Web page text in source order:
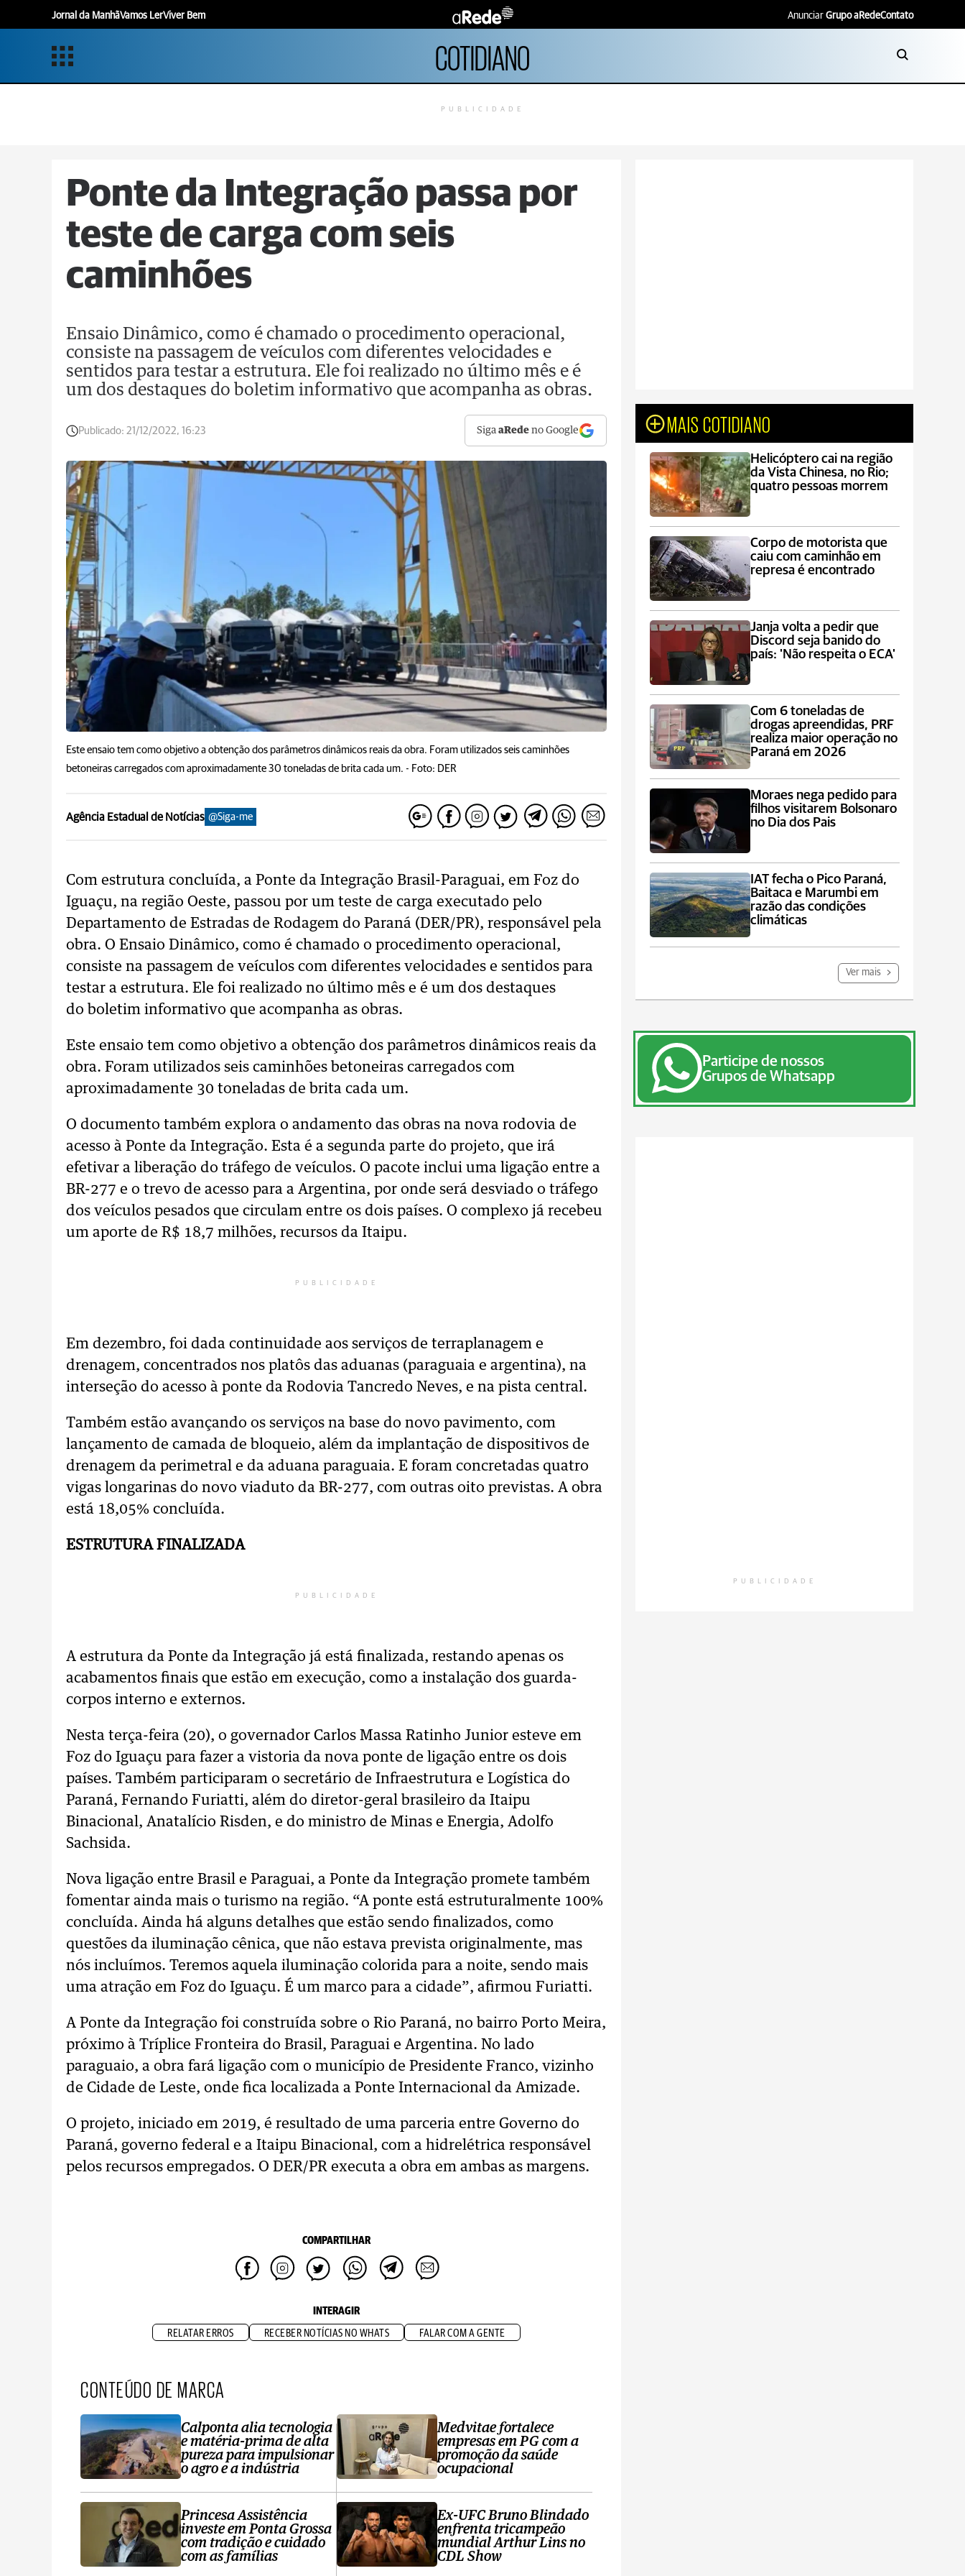
Jornal da ManhãVamos LerViver Bem Anunciar Grupo aRedeContato
COTIDIANO
PUBLICIDADE
Ponte da Integração passa por
teste de carga com seis
caminhões
Ensaio Dinâmico, como é chamado o procedimento operacional,
consiste na passagem de veículos com diferentes velocidades e
sentidos para testar a estrutura. Ele foi realizado no último mês e é
um dos destaques do boletim informativo que acompanha as obras.
Publicado: 21/12/2022, 16:23 SigaaRede no Google
Este ensaio tem como objetivo a obtenção dos parâmetros dinâmicos reais da obra. Foram utilizados seis caminhões
betoneiras carregados com aproximadamente 30 toneladas de brita cada um. - Foto: DER
Agência Estadual de Notícias @Siga-me
Com estrutura concluída, a Ponte da Integração Brasil-Paraguai, em Foz do
Iguaçu, na região Oeste, passou por um teste de carga executado pelo
Departamento de Estradas de Rodagem do Paraná (DER/PR), responsável pela
obra. O Ensaio Dinâmico, como é chamado o procedimento operacional,
consiste na passagem de veículos com diferentes velocidades e sentidos para
testar a estrutura. Ele foi realizado no último mês e é um dos destaques
do boletim informativo que acompanha as obras.
Este ensaio tem como objetivo a obtenção dos parâmetros dinâmicos reais da
obra. Foram utilizados seis caminhões betoneiras carregados com
aproximadamente 30 toneladas de brita cada um.
O documento também explora o andamento das obras na nova rodovia de
acesso à Ponte da Integração. Esta é a segunda parte do projeto, que irá
efetivar a liberação do tráfego de veículos. O pacote inclui uma ligação entre a
BR-277 e o trevo de acesso para a Argentina, por onde será desviado o tráfego
dos veículos pesados que circulam entre os dois países. O complexo já recebeu
um aporte de R$ 18,7 milhões, recursos da Itaipu.
PUBLICIDADE
Em dezembro, foi dada continuidade aos serviços de terraplanagem e
drenagem, concentrados nos platôs das aduanas (paraguaia e argentina), na
interseção do acesso à ponte da Rodovia Tancredo Neves, e na pista central.
Também estão avançando os serviços na base do novo pavimento, com
lançamento de camada de bloqueio, além da implantação de dispositivos de
drenagem da perimetral e da aduana paraguaia. E foram concretadas quatro
vigas longarinas do novo viaduto da BR-277, com outras oito previstas. A obra
está 18,05% concluída.
ESTRUTURA FINALIZADA
PUBLICIDADE
A estrutura da Ponte da Integração já está finalizada, restando apenas os
acabamentos finais que estão em execução, como a instalação dos guarda-
corpos interno e externos.
Nesta terça-feira (20), o governador Carlos Massa Ratinho Junior esteve em
Foz do Iguaçu para fazer a vistoria da nova ponte de ligação entre os dois
países. Também participaram o secretário de Infraestrutura e Logística do
Paraná, Fernando Furiatti, além do diretor-geral brasileiro da Itaipu
Binacional, Anatalício Risden, e do ministro de Minas e Energia, Adolfo
Sachsida.
Nova ligação entre Brasil e Paraguai, a Ponte da Integração promete também
fomentar ainda mais o turismo na região. “A ponte está estruturalmente 100%
concluída. Ainda há alguns detalhes que estão sendo finalizados, como
questões da iluminação cênica, que não estava prevista originalmente, mas
nós incluímos. Teremos aquela iluminação colorida para a noite, sendo mais
uma atração em Foz do Iguaçu. É um marco para a cidade”, afirmou Furiatti.
A Ponte da Integração foi construída sobre o Rio Paraná, no bairro Porto Meira,
próximo à Tríplice Fronteira do Brasil, Paraguai e Argentina. No lado
paraguaio, a obra fará ligação com o município de Presidente Franco, vizinho
de Cidade de Leste, onde fica localizada a Ponte Internacional da Amizade.
O projeto, iniciado em 2019, é resultado de uma parceria entre Governo do
Paraná, governo federal e a Itaipu Binacional, com a hidrelétrica responsável
pelos recursos empregados. O DER/PR executa a obra em ambas as margens.
COMPARTILHAR
INTERAGIR
RELATAR ERROS RECEBER NOTÍCIAS NO WHATS FALAR COM A GENTE
CONTEÚDO DE MARCA
Calponta alia tecnologia
e matéria-prima de alta
pureza para impulsionar
o agro e a indústria
Princesa Assistência
investe em Ponta Grossa
com tradição e cuidado
com as famílias
Medvitae fortalece
empresas em PG com a
promoção da saúde
ocupacional
Ex-UFC Bruno Blindado
enfrenta tricampeão
mundial Arthur Lins no
CDL Show
MAIS COTIDIANO
Helicóptero cai na região
da Vista Chinesa, no Rio;
quatro pessoas morrem
Corpo de motorista que
caiu com caminhão em
represa é encontrado
Janja volta a pedir que
Discord seja banido do
país: 'Não respeita o ECA'
Com 6 toneladas de
drogas apreendidas, PRF
realiza maior operação no
Paraná em 2026
Moraes nega pedido para
filhos visitarem Bolsonaro
no Dia dos Pais
IAT fecha o Pico Paraná,
Baitaca e Marumbi em
razão das condições
climáticas
Ver mais
Participe de nossos
Grupos de Whatsapp
PUBLICIDADE